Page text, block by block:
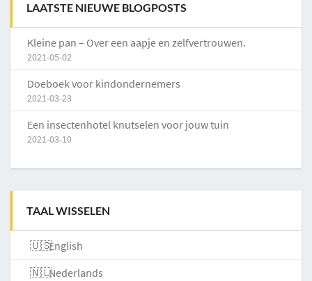
LAATSTE NIEUWE BLOGPOSTS
Kleine pan – Over een aapje en zelfvertrouwen.
2021-05-02
Doeboek voor kindondernemers
2021-03-23
Een insectenhotel knutselen voor jouw tuin
2021-03-10
TAAL WISSELEN
English
Nederlands